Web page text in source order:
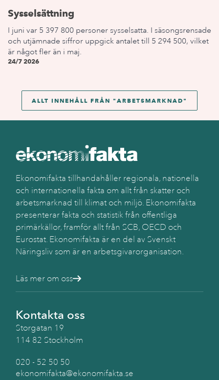
Sysselsättning
I juni var 5 397 800 personer sysselsatta. I säsongsrensade
och utjämnade siffror uppgick antalet till 5 294 500, vilket
är något fler än i maj.
24/7 2026
ALLT INNEHÅLL FRÅN " ARBETSMARKNAD "
Ekonomifakta tillhandahåller regionala, nationella
och internationella fakta om allt från skatter och
arbetsmarknad till klimat och miljö. Ekonomifakta
presenterar fakta och statistik från offentliga
primärkällor, framför allt från SCB, OECD och
Eurostat. Ekonomifakta är en del av Svenskt
Näringsliv som är en arbetsgivarorganisation.
Läs mer om oss
Kontakta oss
Storgatan 19
114 82 Stockholm
020 - 52 50 50
ekonomifakta@ekonomifakta.se